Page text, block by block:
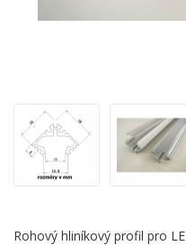
Rohový hliníkový profil pro